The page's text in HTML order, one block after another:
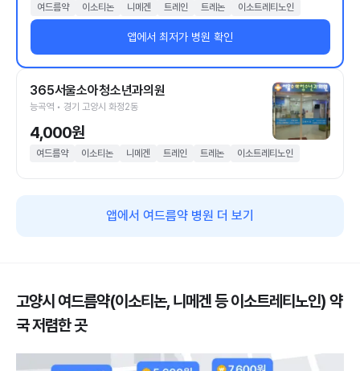
여드름약
이소티논 니메겐 트레인 트레논 이소트레티노인
앱에서 최저가 병원 확인
365서울소아청소년과의원
능곡역 • 경기 고양시 화정2동
4,000원
여드름약 이소티논 니메겐 트레인 트레논 이소트레티노인
앱에서 여드름약 병원 더 보기
고양시 여드름약(이소티논, 니메겐 등 이소트레티노인) 약
국 저렴한 곳